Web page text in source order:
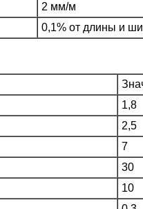
2 мм/м
0,1% от длины и
1,8
2,5
7
30
10